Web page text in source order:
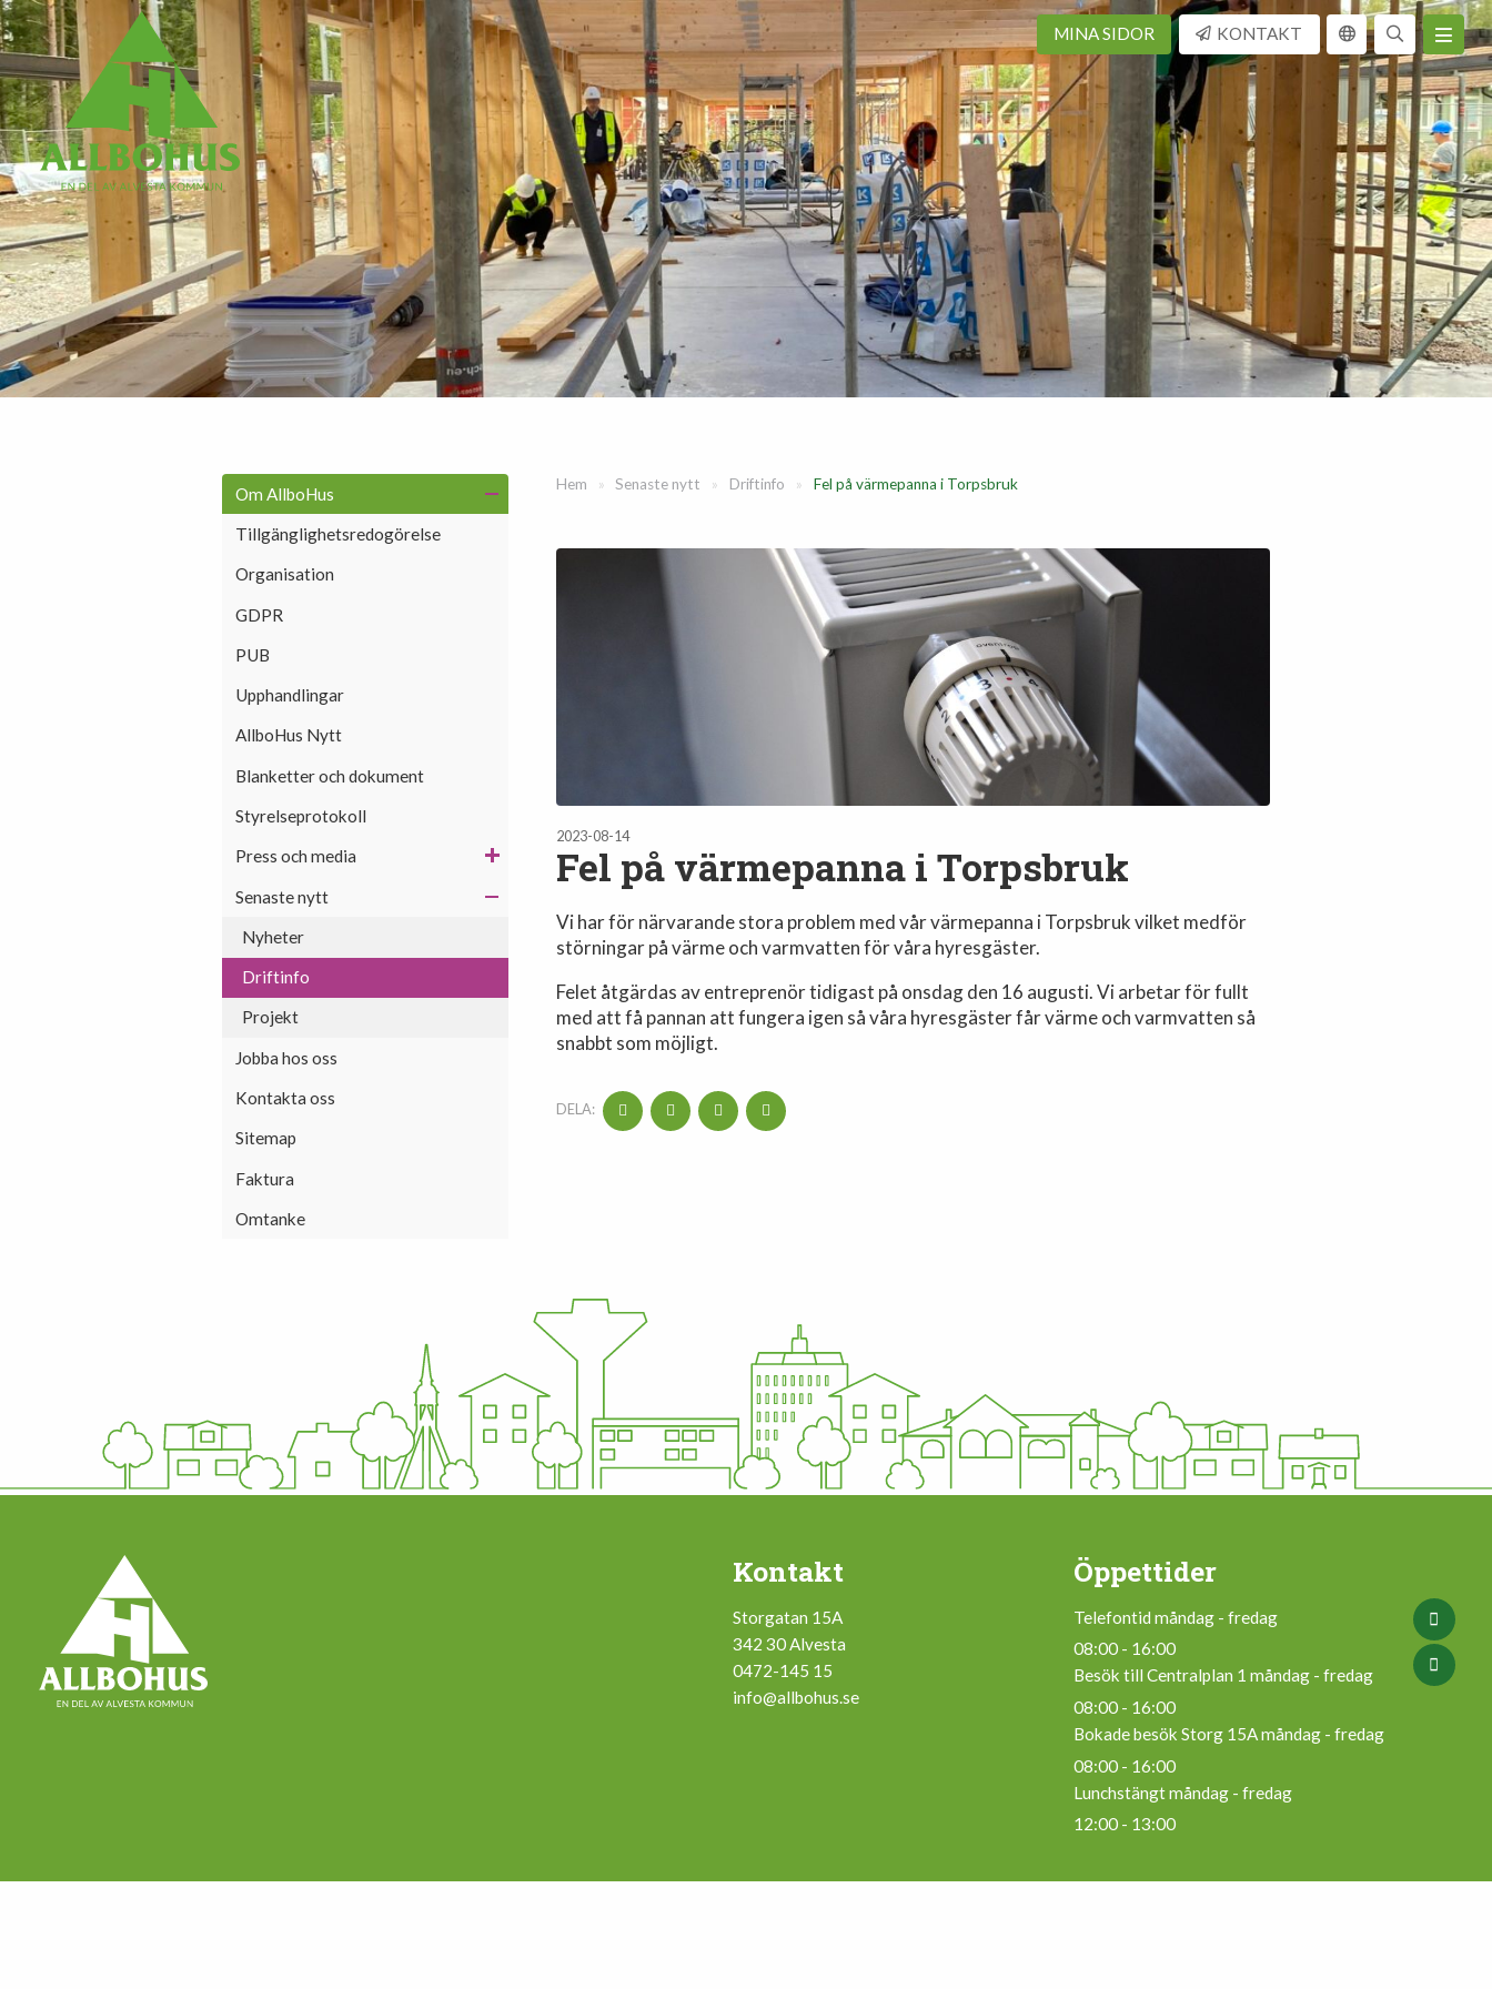
MINA SIDOR KONTAKT
Om AllboHus
Tillgänglighetsredogörelse
Organisation
GDPR
PUB
Upphandlingar
AllboHus Nytt
Blanketter och dokument
Styrelseprotokoll
Press och media
Senaste nytt
Nyheter
Driftinfo
Projekt
Jobba hos oss
Kontakta oss
Sitemap
Faktura
Omtanke
Hem » Senaste nytt » Driftinfo » Fel på värmepanna i Torpsbruk
2023-08-14
Fel på värmepanna i Torpsbruk
Vi har för närvarande stora problem med vår värmepanna i Torpsbruk vilket medför
störningar på värme och varmvatten för våra hyresgäster.
Felet åtgärdas av entreprenör tidigast på onsdag den 16 augusti. Vi arbetar för fullt
med att få pannan att fungera igen så våra hyresgäster får värme och varmvatten så
snabbt som möjligt.
DELA:
Kontakt
Storgatan 15A
342 30 Alvesta
0472-145 15
info@allbohus.se
Öppettider
Telefontid måndag - fredag
08:00 - 16:00
Besök till Centralplan 1 måndag - fredag
08:00 - 16:00
Bokade besök Storg 15A måndag - fredag
08:00 - 16:00
Lunchstängt måndag - fredag
12:00 - 13:00